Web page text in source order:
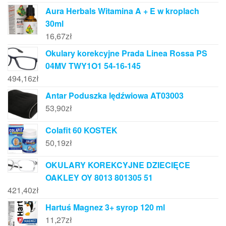
Aura Herbals Witamina A + E w kroplach
30ml
16,67zł
Okulary korekcyjne Prada Linea Rossa PS
04MV TWY1O1 54-16-145
494,16zł
Antar Poduszka lędźwiowa AT03003
53,90zł
Colafit 60 KOSTEK
50,19zł
OKULARY KOREKCYJNE DZIECIĘCE
OAKLEY OY 8013 801305 51
421,40zł
Hartuś Magnez 3+ syrop 120 ml
11,27zł